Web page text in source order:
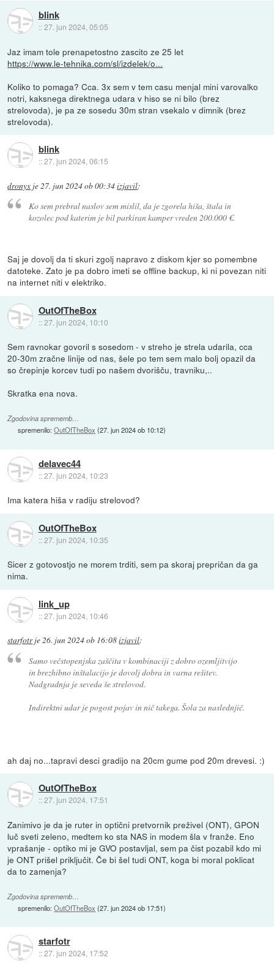
blink
::27. jun 2024, 05:05
Jaz imam tole prenapetostno zascito ze 25 let
https://www.le-tehnika.com/sl/izdelek/o...
Koliko to pomaga? Cca. 3x sem v tem casu menjal mini varovalko
notri, kaksnega direktnega udara v hiso se ni bilo (brez
strelovoda), je pa ze sosedu 30m stran vsekalo v dimnik (brez
strelovoda).
blink
::27. jun 2024, 06:15
dronyx je27. jun 2024 ob 00:34izjavil:
Ko sem prebral naslov sem mislil, da je zgorela hiša, štala in
kozolec pod katerim je bil parkiran kamper vreden 200.000 €.
Saj je dovolj da ti skuri zgolj napravo z diskom kjer so pomembne
datoteke. Zato je pa dobro imeti se offline backup, ki ni povezan niti
na internet niti v elektriko.
OutOfTheBox
::27. jun 2024, 10:10
Sem ravnokar govoril s sosedom - v streho je strela udarila, cca
20-30m zračne linije od nas, šele po tem sem malo bolj opazil da
so črepinje korcev tudi po našem dvorišču, travniku,..
Skratka ena nova.
Zgodovina sprememb…
spremenilo:OutOfTheBox (27. jun 2024 ob 10:12)
delavec44
::27. jun 2024, 10:23
Ima katera hiša v radiju strelovod?
OutOfTheBox
::27. jun 2024, 10:35
Sicer z gotovostjo ne morem trditi, sem pa skoraj prepričan da ga
nima.
link_up
::27. jun 2024, 10:46
starfotrje26. jun 2024 ob 16:08izjavil:
Samo večstopenjska zaščita v kombinaciji z dobro ozemljitvijo
in brezhibno inštalacijo je dovolj dobra in varna rešitev.
Nadgradnja je seveda še strelovod.
Indirektni udar je pogost pojav in nič takega. Šola za naslednjič.
ah daj no...tapravi desci gradijo na 20cm gume pod 20m drevesi. :)
OutOfTheBox
::27. jun 2024, 17:51
Zanimivo je da je ruter in optični pretvornik preživel (ONT), GPON
luč sveti zeleno, medtem ko sta NAS in modem šla v franže. Eno
vprašanje - optiko mi je GVO postavljal, sem pa čist pozabil kdo mi
je ONT prišel priključit. Če bi šel tudi ONT, koga bi moral poklicat
da to zamenja?
Zgodovina sprememb…
spremenilo:OutOfTheBox (27. jun 2024 ob 17:51)
starfotr
::27. jun 2024, 17:52